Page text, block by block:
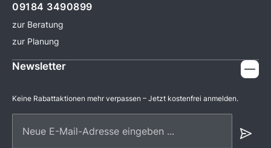
09184 3490899
zur Beratung
zur Planung
Newsletter
Keine Rabattaktionen mehr verpassen – Jetzt kostenfrei anmelden.